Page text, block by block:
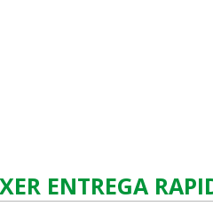
ENTREGA